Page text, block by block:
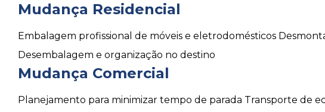
Mudança Residencial
Embalagem profissional de móveis e eletrodomésticos
Desembalagem e organização no destino
Mudança Comercial
Planejamento para minimizar tempo de parada Transporte de